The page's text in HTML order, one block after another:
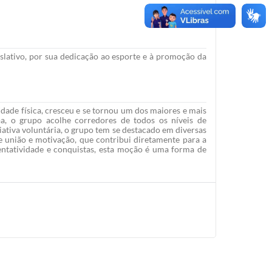
por sua dedicação ao esporte e à promoção da
física, cresceu e se tornou um dos maiores e mais
o grupo acolhe corredores de todos os níveis de
voluntária, o grupo tem se destacado em diversas
e motivação, que contribui diretamente para a
e conquistas, esta moção é uma forma de